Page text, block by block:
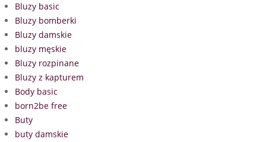
Bluzy basic
Bluzy bomberki
Bluzy damskie
bluzy męskie
Bluzy rozpinane
Bluzy z kapturem
Body basic
born2be free
Buty
buty damskie